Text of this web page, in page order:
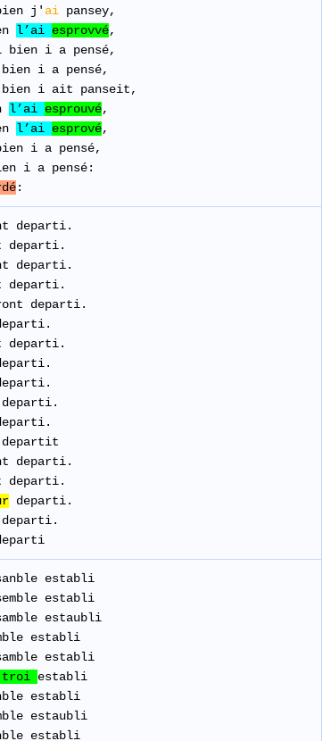
j' ai pansey,
l’ai esprovvé,
bien i a pensé,
bien i a pensé,
bien i ait
panseit,
l’ai esprouvé,
l’ai esprové,
i a pensé,
i a pensé:
:
departi.
departi.
departi.
departi.
departi.
departi.
.
.
departi.
.
departit
departi.
departi.
departi.
departi.
establi
establi
estaubli
establi
establi
establi
establi
estaubli
establi